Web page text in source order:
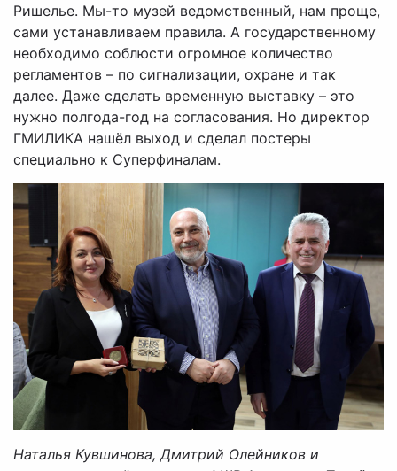
Ришелье. Мы-то музей ведомственный, нам проще,
сами устанавливаем правила. А государственному
необходимо соблюсти огромное количество
регламентов – по сигнализации, охране и так
далее. Даже сделать временную выставку – это
нужно полгода-год на согласования. Но директор
ГМИЛИКА нашёл выход и сделал постеры
специально к Суперфиналам.
Наталья Кувшинова, Дмитрий Олейников и